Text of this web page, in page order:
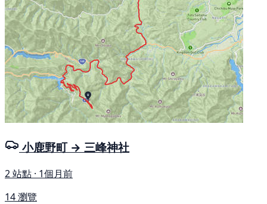
小鹿野町 → 三峰神社
2 站點 · 1個月前
14 瀏覽